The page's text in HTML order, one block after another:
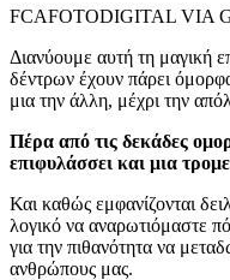
FCAFOTODIGITAL VIA
Διανύουμε αυτή τη μαγική
δέντρων έχουν πάρει
μια την άλλη, μέχρι την
Πέρα από τις δεκάδες
επιφυλάσσει και μια
Και καθώς εμφανίζονται
λογικό να αναρωτιόμαστε
για την πιθανότητα να
ανθρώπους μας.